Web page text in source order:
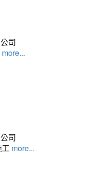
司
more...
司
工 more...